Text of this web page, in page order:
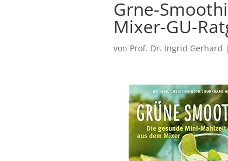
Grne-
Mixer-GU-
von Prof. Dr. Ingrid Gerhard |